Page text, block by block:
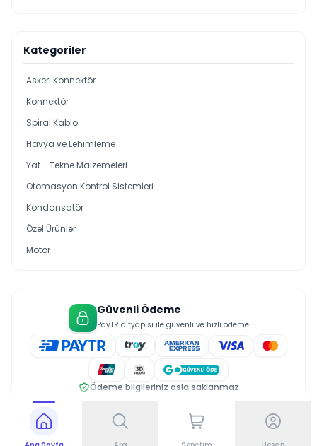
Kategoriler
Askeri Konnektör
Konnektör
Spiral Kablo
Havya ve Lehimleme
Yat - Tekne Malzemeleri
Otomasyon Kontrol Sistemleri
Kondansatör
Özel Ürünler
Motor
Güvenli Ödeme
PayTR altyapısı ile güvenli ve hızlı ödeme
Ödeme bilgileriniz asla saklanmaz